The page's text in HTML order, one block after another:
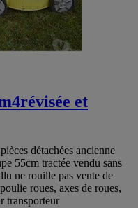
et
détachées ancienne
55cm tractée vendu sans
ne rouille pas vente de
roues, axes de roues,
transporteur